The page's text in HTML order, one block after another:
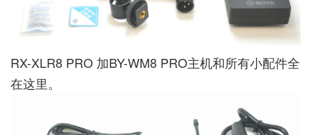
RX-XLR8 PRO 加BY-WM8 PRO主机和所有小配件全
在这里。